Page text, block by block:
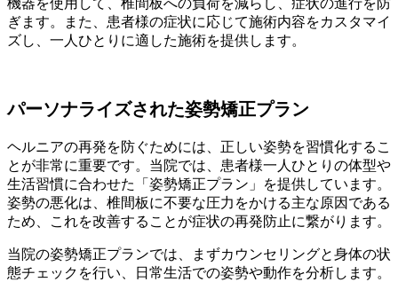
機器を使用して、椎間板への負荷を減らし、症状の進行を防
ぎます。また、患者様の症状に応じて施術内容をカスタマイ
ズし、一人ひとりに適した施術を提供します。
パーソナライズされた姿勢矯正プラン
ヘルニアの再発を防ぐためには、正しい姿勢を習慣化するこ
とが非常に重要です。当院では、患者様一人ひとりの体型や
生活習慣に合わせた「姿勢矯正プラン」を提供しています。
姿勢の悪化は、椎間板に不要な圧力をかける主な原因である
ため、これを改善することが症状の再発防止に繋がります。
当院の姿勢矯正プランでは、まずカウンセリングと身体の状
態チェックを行い、日常生活での姿勢や動作を分析します。